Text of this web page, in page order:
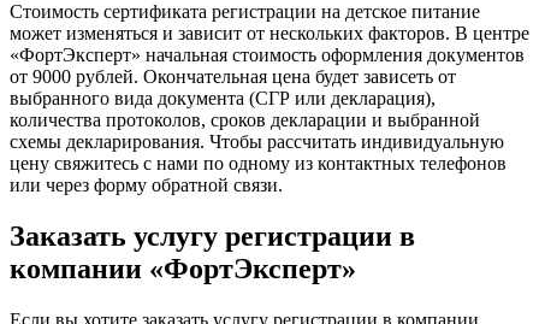
Стоимость сертификата регистрации на детское питание
может изменяться и зависит от нескольких факторов. В центре
«ФортЭксперт» начальная стоимость оформления документов
от 9000 рублей. Окончательная цена будет зависеть от
выбранного вида документа (СГР или декларация),
количества протоколов, сроков декларации и выбранной
схемы декларирования. Чтобы рассчитать индивидуальную
цену свяжитесь с нами по одному из контактных телефонов
или через форму обратной связи.
Заказать услугу регистрации в
компании «ФортЭксперт»
Если вы хотите заказать услугу регистрации в компании